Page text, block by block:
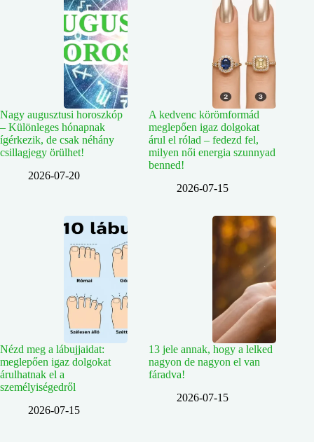
Nagy augusztusi horoszkóp
– Különleges hónapnak
ígérkezik, de csak néhány
csillagjegy örülhet!
2026-07-20
A kedvenc körömformád
meglepően igaz dolgokat
árul el rólad – fedezd fel,
milyen női energia szunnyad
benned!
2026-07-15
Nézd meg a lábujjaidat:
meglepően igaz dolgokat
árulhatnak el a
személyiségedről
2026-07-15
13 jele annak, hogy a lelked
nagyon de nagyon el van
fáradva!
2026-07-15